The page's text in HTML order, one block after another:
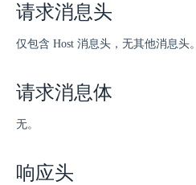
请求消息头
仅包含 Host 消息头，无其他消息头。
请求消息体
无。
响应头